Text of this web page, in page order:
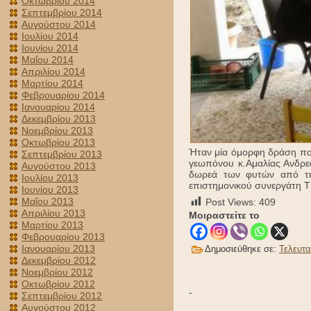
Σεπτεμβρίου 2014
Αυγούστου 2014
Ιουλίου 2014
Ιουνίου 2014
Μαΐου 2014
Απριλίου 2014
Μαρτίου 2014
Φεβρουαρίου 2014
Ιανουαρίου 2014
Δεκεμβρίου 2013
Νοεμβρίου 2013
Οκτωβρίου 2013
Σεπτεμβρίου 2013
Αυγούστου 2013
Ιουλίου 2013
Ιουνίου 2013
Μαΐου 2013
Απριλίου 2013
Μαρτίου 2013
Φεβρουαρίου 2013
Ιανουαρίου 2013
Δεκεμβρίου 2012
Νοεμβρίου 2012
Οκτωβρίου 2012
Σεπτεμβρίου 2012
Αυγούστου 2012
Ήταν μία όμορφη δράση
γεωπόνου κ.Αμαλίας
δωρεά των φυτών από τη
επιστημονικού συνεργάτη
Post Views: 409
Μοιραστείτε το
Δημοσιεύθηκε σε:
-